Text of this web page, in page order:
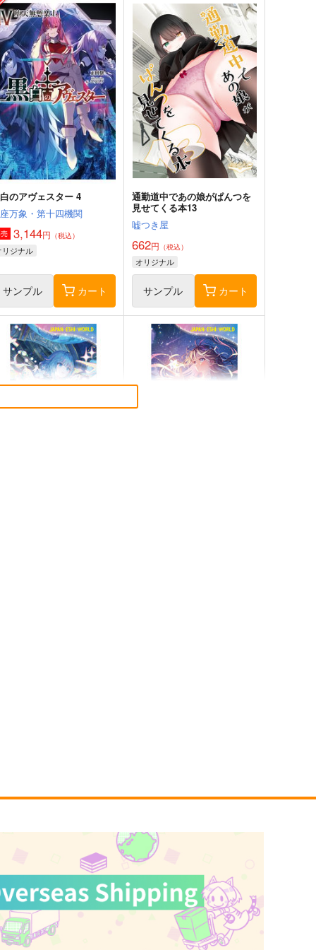
のアヴェスター 4
万象・第十四機関
3,144円 （税込）
リジナル
サンプル カート
通勤道中であの娘がぱんつを
見せてくる本13
嘘つき屋
662円 （税込）
オリジナル
サンプル カート
LUNER RABBITS SWEET
STATION☆」絵師100人
16 大阪展 前売り券
新聞社
円 （税込）
リジナル
サンプル
もっとみてみてチェック
5年目の放課後
（税込）
オリジナル くるみ しずく
サンプル カート